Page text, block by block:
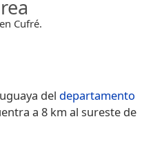
Cufré.
del departamento
a 8 km al sureste de